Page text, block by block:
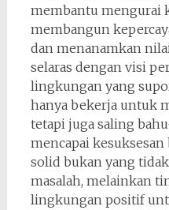
membantu mengurai
membangun
dan menanamkan
selaras dengan visi
lingkungan yang
hanya bekerja untuk
tetapi juga saling
mencapai
solid bukan yang
masalah, melainkan
lingkungan positif